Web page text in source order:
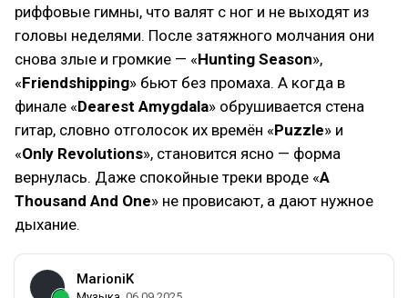
риффовые гимны, что валят с ног и не выходят из
головы неделями. После затяжного молчания они
снова злые и громкие — «Hunting Season»,
«Friendshipping» бьют без промаха. А когда в
финале «Dearest Amygdala» обрушивается стена
гитар, словно отголосок их времён «Puzzle» и
«Only Revolutions», становится ясно — форма
вернулась. Даже спокойные треки вроде «A
Thousand And One» не провисают, а дают нужное
дыхание.
MarioniK